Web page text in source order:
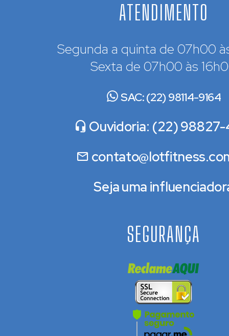
ATENDIMENTO
Segunda a quinta de 07h00
Sexta de 07h00 às
SAC: (22) 98114-9164
Ouvidoria: (22) 98827-
Seja uma
SEGURANÇA